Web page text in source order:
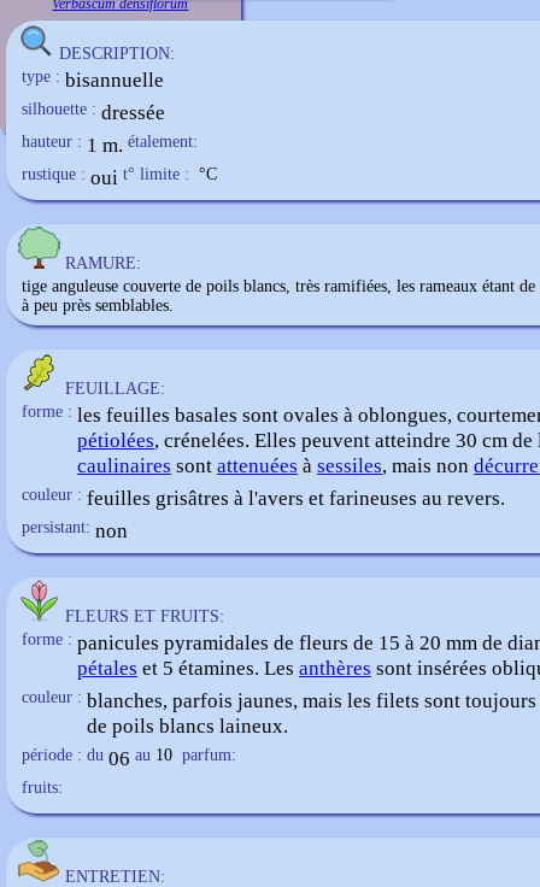
Verbascum densiflorum
DESCRIPTION:
type : bisannuelle
silhouette : dressée
hauteur : 1 m. étalement:
rustique : oui t° limite : °C
RAMURE:
tige anguleuse couverte de poils blancs, très ramifiées, les rameaux étant de
à peu près semblables.
FEUILLAGE:
forme : les feuilles basales sont ovales à oblongues,
pétiolées, crénelées. Elles peuvent atteindre 30 cm de
caulinaires sont attenuées à sessiles, mais non
couleur : feuilles grisâtres à l'avers et farineuses au revers.
persistant: non
FLEURS ET FRUITS:
forme : panicules pyramidales de fleurs de 15 à 20 mm de
pétales et 5 étamines. Les anthères sont insérées
couleur : blanches, parfois jaunes, mais les filets sont
de poils blancs laineux.
période : du 06 au 10 parfum:
fruits:
ENTRETIEN: